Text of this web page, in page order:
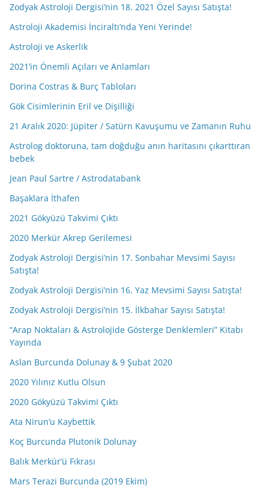
Zodyak Astroloji Dergisi’nin 18. 2021 Özel Sayısı Satışta!
Astroloji Akademisi İnciraltı’nda Yeni Yerinde!
Astroloji ve Askerlik
2021’in Önemli Açıları ve Anlamları
Dorina Costras & Burç Tabloları
Gök Cisimlerinin Eril ve Dişilliği
21 Aralık 2020: Jüpiter / Satürn Kavuşumu ve Zamanın Ruhu
Astrolog doktoruna, tam doğduğu anın haritasını çıkarttıran
bebek
Jean Paul Sartre / Astrodatabank
Başaklara İthafen
2021 Gökyüzü Takvimi Çıktı
2020 Merkür Akrep Gerilemesi
Zodyak Astroloji Dergisi’nin 17. Sonbahar Mevsimi Sayısı
Satışta!
Zodyak Astroloji Dergisi’nin 16. Yaz Mevsimi Sayısı Satışta!
Zodyak Astroloji Dergisi’nin 15. İlkbahar Sayısı Satışta!
“Arap Noktaları & Astrolojide Gösterge Denklemleri” Kitabı
Yayında
Aslan Burcunda Dolunay & 9 Şubat 2020
2020 Yılınız Kutlu Olsun
2020 Gökyüzü Takvimi Çıktı
Ata Nirun’u Kaybettik
Koç Burcunda Plutonik Dolunay
Balık Merkür’ü Fıkrası
Mars Terazi Burcunda (2019 Ekim)